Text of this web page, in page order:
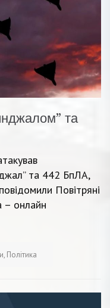
та
та 442 БпЛА,
Повітряні
– онлайн
, Політика